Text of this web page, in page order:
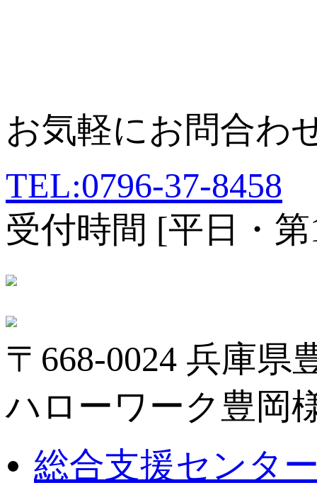
お気軽にお問合わ
TEL:0796-37-8458
受付時間 [平日・
〒668-0024 兵庫県
ハローワーク豊岡
総合支援センタ